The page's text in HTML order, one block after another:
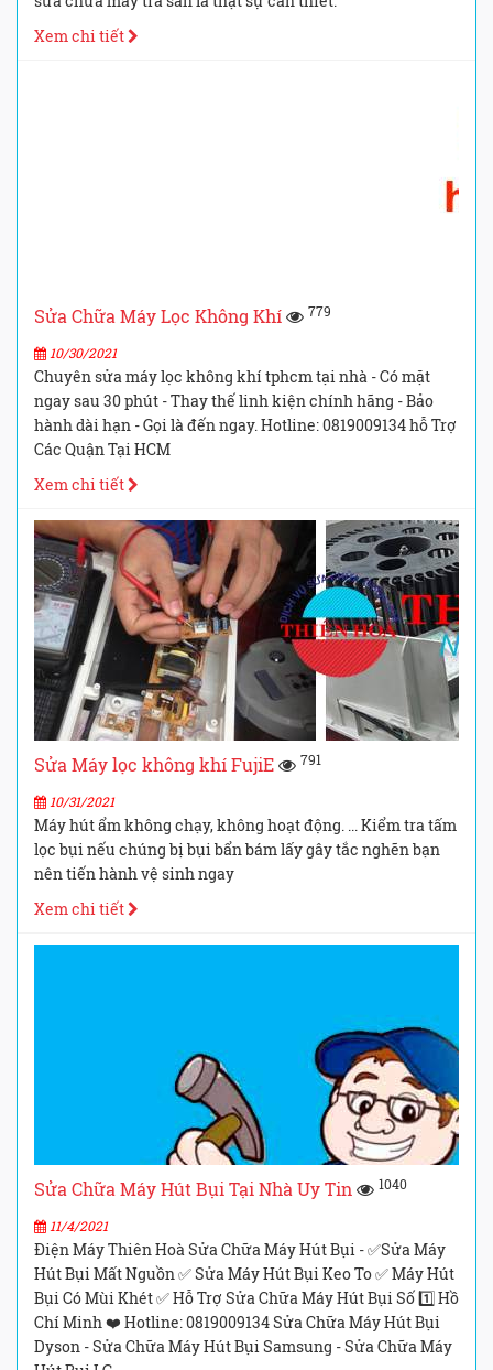
Xem chi tiết
Sửa Chữa Máy Lọc Không Khí 779
10/30/2021
Chuyên sửa máy lọc không khí tphcm tại nhà - Có mặt
ngay sau 30 phút - Thay thế linh kiện chính hãng - Bảo
hành dài hạn - Gọi là đến ngay. Hotline: 0819009134 hỗ Trợ
Các Quận Tại HCM
Xem chi tiết
Sửa Máy lọc không khí FujiE 791
10/31/2021
Máy hút ẩm không chạy, không hoạt động. ... Kiểm tra tấm
lọc bụi nếu chúng bị bụi bẩn bám lấy gây tắc nghẽn bạn
nên tiến hành vệ sinh ngay
Xem chi tiết
Sửa Chữa Máy Hút Bụi Tại Nhà Uy Tin 1040
11/4/2021
Điện Máy Thiên Hoà Sửa Chữa Máy Hút Bụi - ✅Sửa Máy
Hút Bụi Mất Nguồn ✅ Sửa Máy Hút Bụi Keo To ✅ Máy Hút
Bụi Có Mùi Khét ✅ Hỗ Trợ Sửa Chữa Máy Hút Bụi Số 1️⃣ Hồ
Chí Minh ❤️ Hotline: 0819009134 Sửa Chữa Máy Hút Bụi
Dyson - Sửa Chữa Máy Hút Bụi Samsung - Sửa Chữa Máy